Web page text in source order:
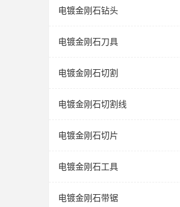
电镀金刚石钻头
电镀金刚石刀具
电镀金刚石切割
电镀金刚石切割线
电镀金刚石切片
电镀金刚石工具
电镀金刚石带锯